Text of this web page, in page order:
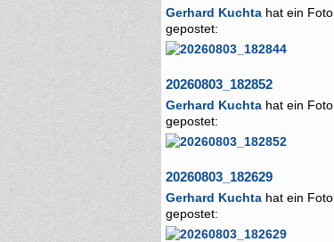
Gerhard Kuchta hat ein Foto
gepostet:
20260803_182852
Gerhard Kuchta hat ein Foto
gepostet:
20260803_182629
Gerhard Kuchta hat ein Foto
gepostet: